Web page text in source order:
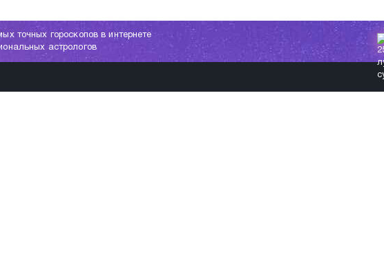
точных гороскопов в интернете
астрологов